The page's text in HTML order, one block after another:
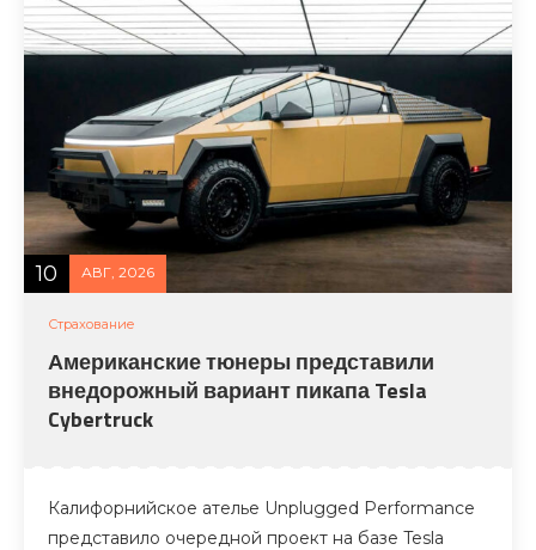
10 АВГ, 2026
Страхование
Американские тюнеры представили
внедорожный вариант пикапа Tesla
Cybertruck
Калифорнийское ателье Unplugged Performance
представило очередной проект на базе Tesla